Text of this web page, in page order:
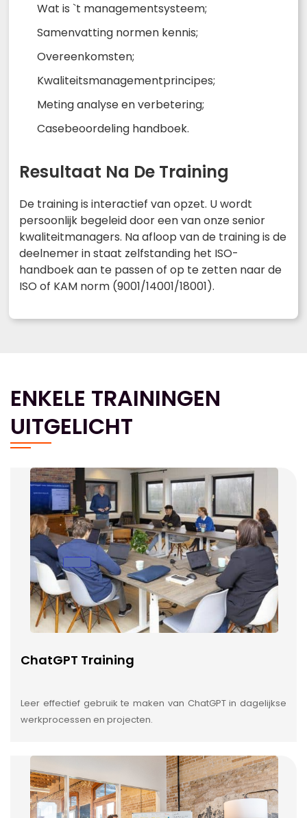
Wat is `t managementsysteem;
Samenvatting normen kennis;
Overeenkomsten;
Kwaliteitsmanagementprincipes;
Meting analyse en verbetering;
Casebeoordeling handboek.
Resultaat Na De Training
De training is interactief van opzet. U wordt
persoonlijk begeleid door een van onze senior
kwaliteitmanagers. Na afloop van de training is de
deelnemer in staat zelfstanding het ISO-
handboek aan te passen of op te zetten naar de
ISO of KAM norm (9001/14001/18001).
ENKELE TRAININGEN
UITGELICHT
ChatGPT Training
Leer effectief gebruik te maken van ChatGPT in dagelijkse
werkprocessen en projecten.